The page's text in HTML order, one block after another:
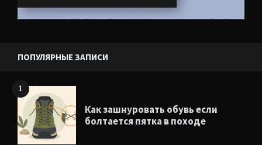
ПОПУЛЯРНЫЕ ЗАПИСИ
1
Как зашнуровать обувь если
болтается пятка в походе